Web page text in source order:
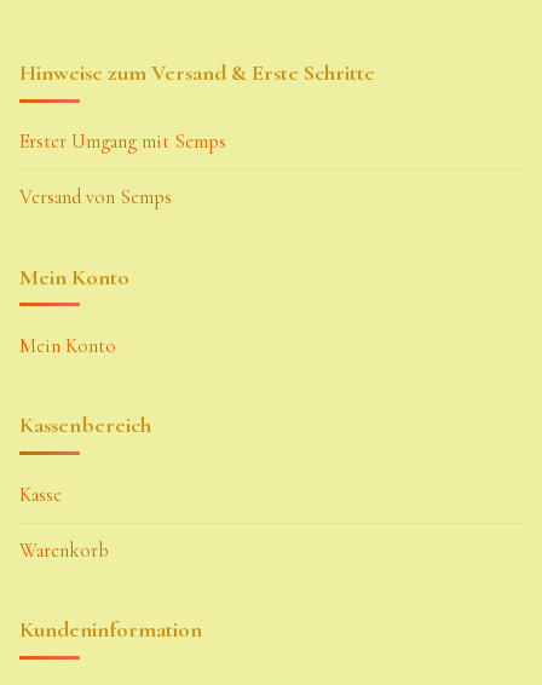
Hinweise zum Versand & Erste Schritte
Erster Umgang mit Semps
Versand von Semps
Mein Konto
Mein Konto
Kassenbereich
Kasse
Warenkorb
Kundeninformation